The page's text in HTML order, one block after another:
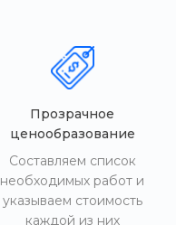
Прозрачное
ценообразование
Составляем список
необходимых работ и
указываем стоимость
каждой из них